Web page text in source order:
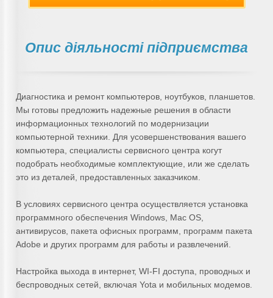
Опис діяльності підприємства
Диагностика и ремонт компьютеров, ноутбуков, планшетов.
Мы готовы предложить надежные решения в области
информационных технологий по модернизации
компьютерной техники. Для усовершенствования вашего
компьютера, специалисты сервисного центра когут
подобрать необходимые комплектующие, или же сделать
это из деталей, предоставленных заказчиком.
В условиях сервисного центра осуществляется установка
программного обеспечения Windows, Mac OS,
антивирусов, пакета офисных программ, программ пакета
Adobe и других программ для работы и развлечений.
Настройка выхода в интернет, WI-FI доступа, проводных и
беспроводных сетей, включая Yota и мобильных модемов.